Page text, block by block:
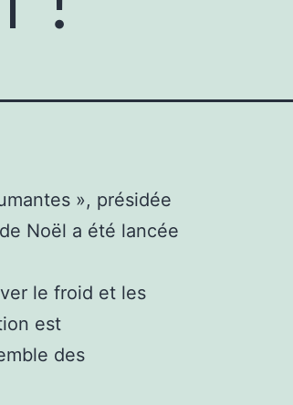
», présidée
Noël a été lancée
le froid et les
est
des